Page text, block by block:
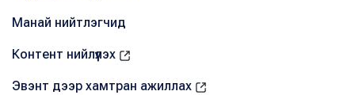
Манай нийтлэгчид
Контент нийлүүлэх
Эвэнт дээр хамтран ажиллах